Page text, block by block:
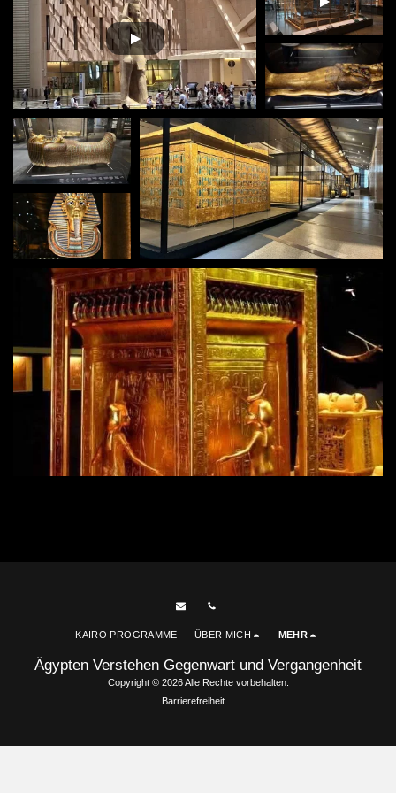
Ägypten Verstehen Gegenwart und Vergangenheit
Copyright © 2026 Alle Rechte vorbehalten.
Barrierefreiheit
KAIRO PROGRAMME ÜBER MICH MEHR